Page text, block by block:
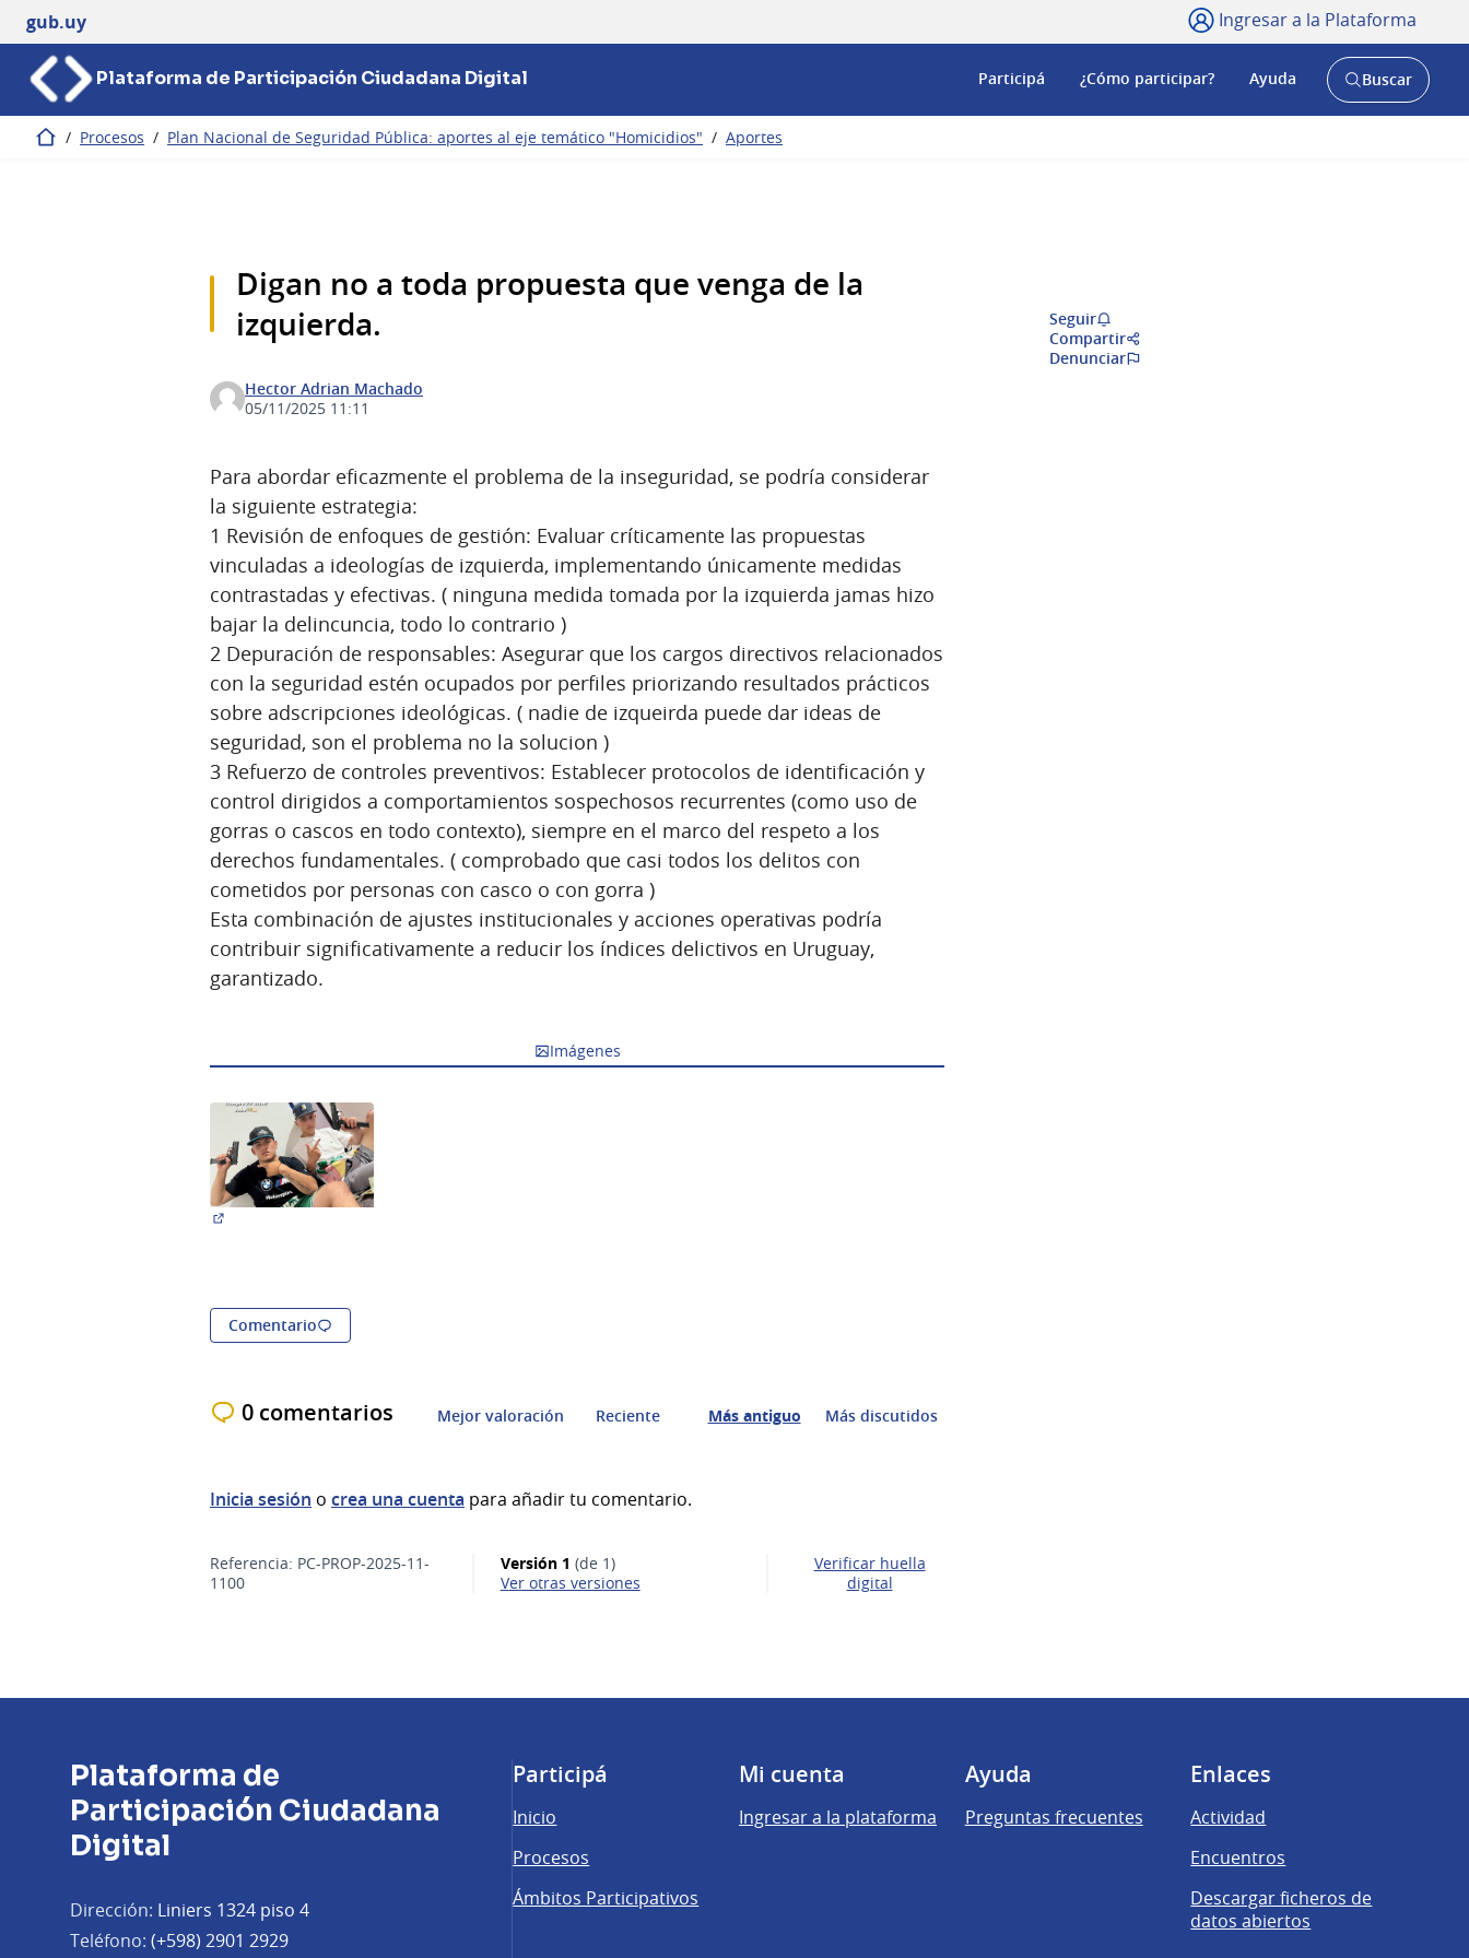
gub.uy Ingresar a la Plataforma
Plataforma de Participación Ciudadana Digital Participá ¿Cómo participar? Ayuda
AbrirBuscar
Inicio / Procesos / Plan Nacional de Seguridad Pública: aportes al eje temático "Homicidios" / Aportes
Digan no a toda propuesta que venga de la
izquierda.
Hector Adrian Machado
05/11/2025 11:11
Para abordar eficazmente el problema de la inseguridad, se podría considerar
la siguiente estrategia:
1 Revisión de enfoques de gestión: Evaluar críticamente las propuestas
vinculadas a ideologías de izquierda, implementando únicamente medidas
contrastadas y efectivas. ( ninguna medida tomada por la izquierda jamas hizo
bajar la delincuncia, todo lo contrario )
2 Depuración de responsables: Asegurar que los cargos directivos relacionados
con la seguridad estén ocupados por perfiles priorizando resultados prácticos
sobre adscripciones ideológicas. ( nadie de izqueirda puede dar ideas de
seguridad, son el problema no la solucion )
3 Refuerzo de controles preventivos: Establecer protocolos de identificación y
control dirigidos a comportamientos sospechosos recurrentes (como uso de
gorras o cascos en todo contexto), siempre en el marco del respeto a los
derechos fundamentales. ( comprobado que casi todos los delitos con
cometidos por personas con casco o con gorra )
Esta combinación de ajustes institucionales y acciones operativas podría
contribuir significativamente a reducir los índices delictivos en Uruguay,
garantizado.
Imágenes
Comentario
Seguir
Compartir
Denunciar
0 comentarios Mejor valoración Reciente Más antiguo Más discutidos
Inicia sesión o crea una cuenta para añadir tu comentario.
Referencia: PC-PROP-2025-11-
1100
Versión 1 (de 1)
ver otras versiones
Verificar huella
digital
Plataforma de
Participación Ciudadana
Digital
Dirección: Liniers 1324 piso 4
Teléfono: (+598) 2901 2929
Participá
Inicio
Procesos
Ámbitos Participativos
Mi cuenta
Ingresar a la plataforma
Ayuda
Preguntas frecuentes
Enlaces
Actividad
Encuentros
Descargar ficheros de
datos abiertos